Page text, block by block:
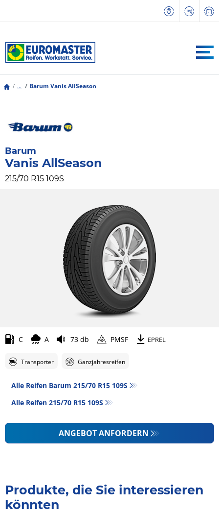
... Barum Vanis AllSeason
Barum
Vanis AllSeason
215/70 R15 109S
C A 73 db PMSF EPREL
Transporter Ganzjahresreifen
Alle Reifen Barum 215/70 R15 109S
Alle Reifen‎ 215/70 R15 109S
ANGEBOT ANFORDERN
Produkte, die Sie interessieren
könnten